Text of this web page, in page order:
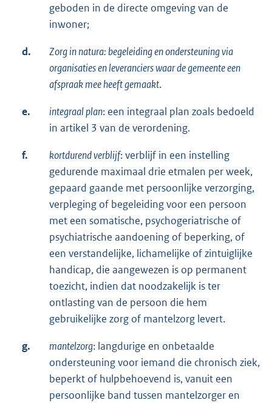
geboden in de directe omgeving van de
inwoner;
d.
Zorg in natura: begeleiding en ondersteuning via
organisaties en leveranciers waar de gemeente een
afspraak mee heeft gemaakt.
e. integraal plan: een integraal plan zoals bedoeld
in artikel 3 van de verordening.
f. kortdurend verblijf: verblijf in een instelling
gedurende maximaal drie etmalen per week,
gepaard gaande met persoonlijke verzorging,
verpleging of begeleiding voor een persoon
met een somatische, psychogeriatrische of
psychiatrische aandoening of beperking, of
een verstandelijke, lichamelijke of zintuiglijke
handicap, die aangewezen is op permanent
toezicht, indien dat noodzakelijk is ter
ontlasting van de persoon die hem
gebruikelijke zorg of mantelzorg levert.
g. mantelzorg: langdurige en onbetaalde
ondersteuning voor iemand die chronisch ziek,
beperkt of hulpbehoevend is, vanuit een
persoonlijke band tussen mantelzorger en